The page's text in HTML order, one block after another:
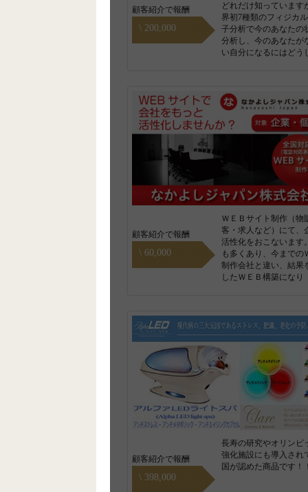
どれだけ知っています
界初7種類のフィジカ
子分析で今のあなたの
分析し、今のあなたが
い自分になるにはどう
\ 200,000
顧客紹介で報酬
ＷＥＢサイト制作（物
客・求人など）にて、
活性化をおこないます
も多くあり、今までの
制作会社と違い、結果
したＷＥＢ構築になり
\ 60,000
顧客紹介で報酬
長寿の研究やオリンピ
強化施設にも導入され
国が認めた商品です！
\ 398,000
顧客紹介で報酬